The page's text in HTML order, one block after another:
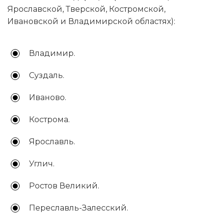
Ярославской, Тверской, Костромской,
Ивановской и Владимирской областях):
Владимир.
Суздаль.
Иваново.
Кострома.
Ярославль.
Углич.
Ростов Великий.
Переславль-Залесский.